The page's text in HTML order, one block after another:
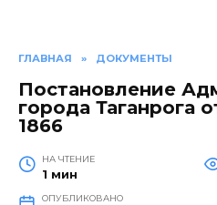
ГЛАВНАЯ » ДОКУМЕНТЫ
Постановление
города Таганрога
1866
НА ЧТЕНИЕ
1 мин
ОПУБЛИКОВАНО